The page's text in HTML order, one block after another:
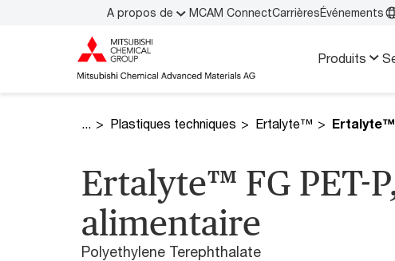
A propos de MCAM ConnectCarrièresÉvénements
Produits
Plastiques techniques Ertalyte™
Ertalyte™ FG PET-
alimentaire
Polyethylene Terephthalate